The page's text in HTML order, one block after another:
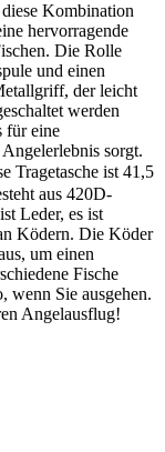
Kombination
hervorragende
Die Rolle
und einen
der leicht
werden
für eine
sorgt.
Tragetasche ist 41,5
aus 420D-
Leder, es ist
Ködern. Die Köder
um einen
Fische
wenn Sie ausgehen.
Angelausflug!